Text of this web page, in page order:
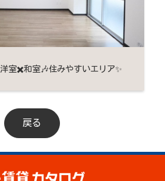
洋室✖️和室🎶住みやすいエリア✨
戻る